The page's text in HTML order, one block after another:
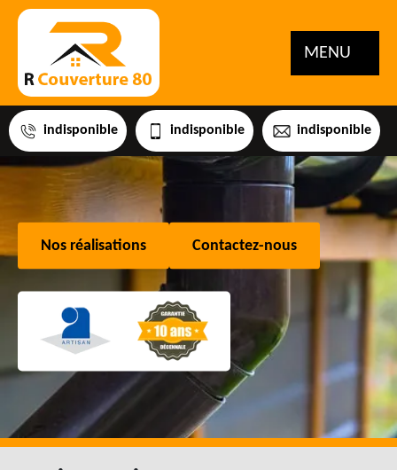
MENU
indisponible indisponible indisponible
Nos réalisations Contactez-nous